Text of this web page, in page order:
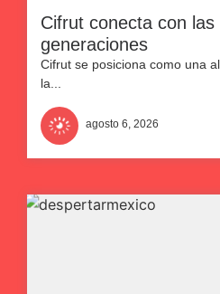
Cifrut conecta con las
generaciones
Cifrut se posiciona como una
la...
agosto 6, 2026